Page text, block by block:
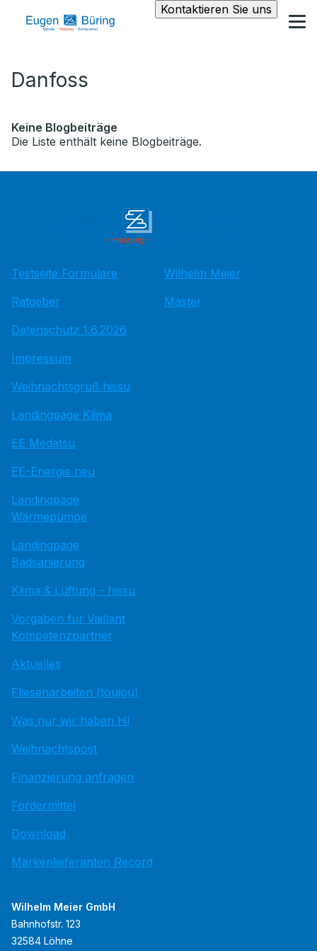
Kontaktieren Sie uns
Danfoss
Keine Blogbeiträge
Die Liste enthält keine Blogbeiträge.
Testseite Formulare
Ratgeber
Datenschutz 1.6.2026
Impressum
Weihnachtsgruß hissu
Landingpage Klima
EE Medatsu
EE-Energie neu
Landingpage
Wärmepumpe
Landingpage
Badsanierung
Klima & Lüftung - hissu
Vorgaben für Vaillant
Kompetenzpartner
Aktuelles
Fliesenarbeiten (toujou)
Was nur wir haben HI
Weihnachtspost
Finanzierung anfragen
Fördermittel
Download
Markenlieferanten Record
Wilhelm Meier
Master
Wilhelm Meier GmbH
Bahnhofstr. 123
32584 Löhne